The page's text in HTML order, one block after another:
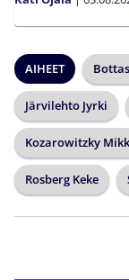
AIHEET
Järvilehto Jyrki
Kozarowitzky
Rosberg Keke